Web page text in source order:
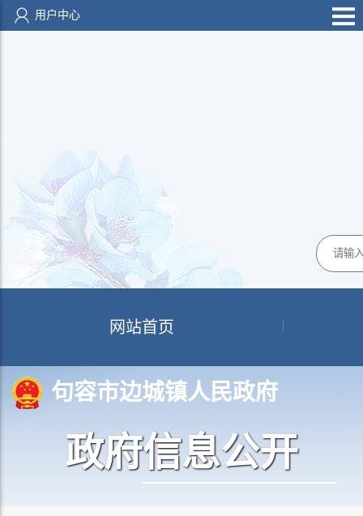
用户中心
网站首页
句容市边城镇人民政府
政府信息公开